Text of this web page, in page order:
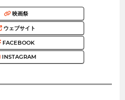
映画祭
ウェブサイト
FACEBOOK
INSTAGRAM